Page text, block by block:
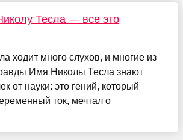
Тесла — все это
ходит много слухов, и многие из
Имя Николы Тесла знают
от науки: это гений, который
ток, мечтал о